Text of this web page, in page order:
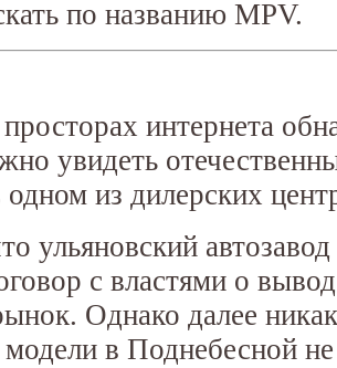
по названию MPV.
интернета
увидеть
из дилерских
ульяновский
с властями о
Однако далее
в Поднебесной